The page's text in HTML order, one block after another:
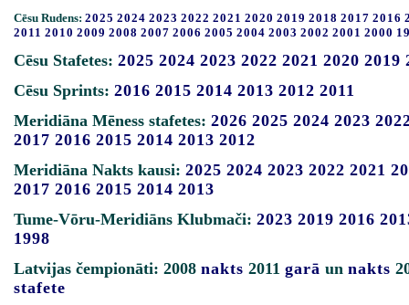
Cēsu Rudens: 2025 2024 2023 2022 2021 2020 2019 2018 2017 2016
2011 2010 2009 2008 2007 2006 2005 2004 2003 2002 2001 2000
Cēsu Stafetes: 2025 2024 2023 2022 2021 2020 2019
Cēsu Sprints: 2016 2015 2014 2013 2012 2011
Meridiāna Mēness stafetes: 2026 2025 2024 2023
2017 2016 2015 2014 2013 2012
Meridiāna Nakts kausi: 2025 2024 2023 2022 2021
2017 2016 2015 2014 2013
Tume-Vōru-Meridiāns Klubmači: 2023 2019 2016
1998
Latvijas čempionāti: 2008 nakts 2011 garā un nakts
stafete